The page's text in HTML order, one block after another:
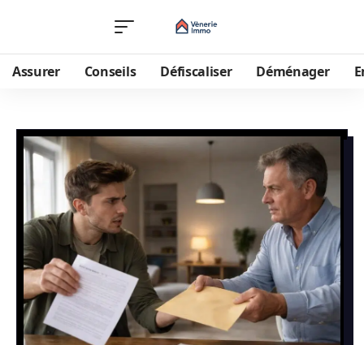
Assurer Conseils Défiscaliser Déménager